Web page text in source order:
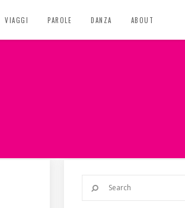
VIAGGI PAROLE DANZA ABOUT